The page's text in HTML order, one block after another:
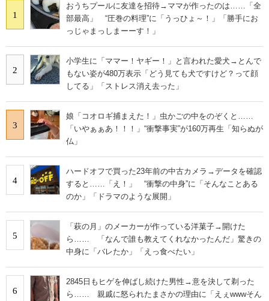
1
おうちプールに友達を招待→ママが作ったのは……「全
部最高」 “圧巻の料理”に「うっひょ～！」「勝手にお
っじゃまっしまーーす！」
2
小学生に「ママー！ヤギー！」と言われた愛犬→とんで
もない姿が480万表示「どう見ても犬ですけど？って顔
してる」「ストレス消え去った」
3
娘「コオロギ捕まえた！」虫かごの中をのぞくと……
「いやぁぁあ！！！」“衝撃事実”が160万再生「知らぬが
仏」
4
ハードオフで買った23年前の中古カメラ→データを確認
すると……「え！」 “衝撃の中身”に「そんなことある
のか」「ドラマのような展開」
5
「萩の月」のメーカーが作っている洋菓子→開けた
ら…… 「なんで誰も教えてくれなかったんだ」驚きの
中身に「バレたか」「えっ食べたい」
6
2845日もヒゲを伸ばし続けた男性→意を決して剃った
ら…… 親戚に怒られたまさかの理由に「えぇwwwそん